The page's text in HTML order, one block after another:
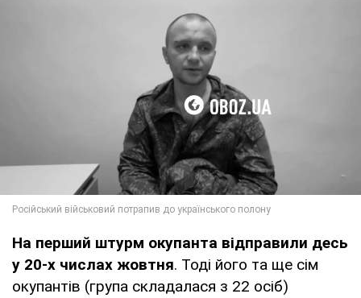
На перший штурм окупанта відправили десь
у 20-х числах жовтня. Тоді його та ще сім
окупантів (група складалася з 22 осіб)